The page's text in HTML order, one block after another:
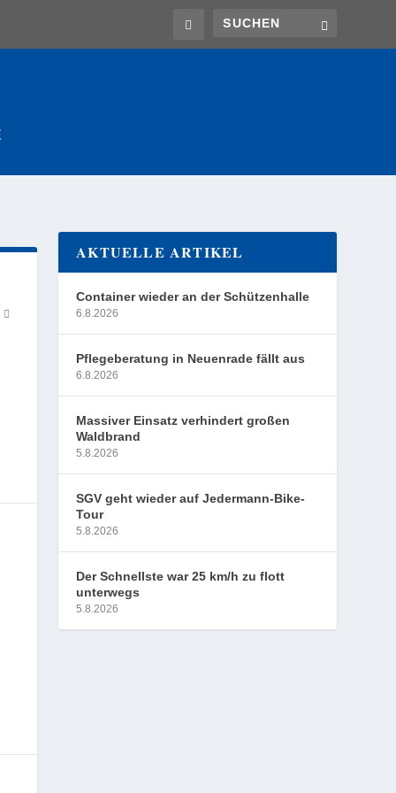
AKTUELLE ARTIKEL
Container wieder an der Schützenhalle
6.8.2026
Pflegeberatung in Neuenrade fällt aus
6.8.2026
Massiver Einsatz verhindert großen
Waldbrand
5.8.2026
SGV geht wieder auf Jedermann-Bike-
Tour
5.8.2026
Der Schnellste war 25 km/h zu flott
unterwegs
5.8.2026